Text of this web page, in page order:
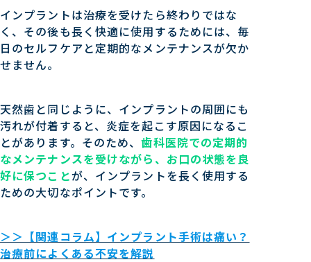
インプラントは治療を受けたら終わりではな
く、その後も長く快適に使用するためには、毎
日のセルフケアと定期的なメンテナンスが欠か
せません。
天然歯と同じように、インプラントの周囲にも
汚れが付着すると、炎症を起こす原因になるこ
とがあります。そのため、歯科医院での定期的
なメンテナンスを受けながら、お口の状態を良
好に保つことが、インプラントを長く使用する
ための大切なポイントです。
＞＞【関連コラム】インプラント手術は痛い？
治療前によくある不安を解説